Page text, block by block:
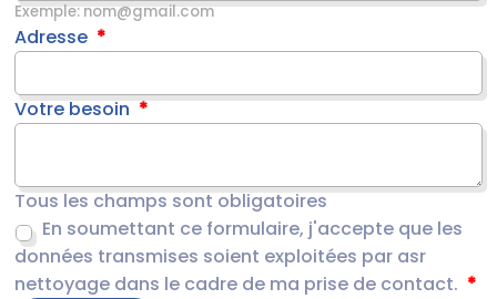
Exemple: nom@gmail.com
Adresse
Votre besoin
Tous les champs sont obligatoires
En soumettant ce formulaire, j'accepte que les
données transmises soient exploitées par asr
nettoyage dans le cadre de ma prise de contact.